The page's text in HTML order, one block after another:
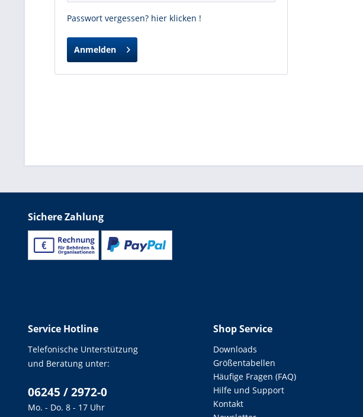
Passwort vergessen? hier klicken !
Anmelden
Sichere Zahlung
Service Hotline
Telefonische Unterstützung
und Beratung unter:
06245 / 2972-0
Mo. - Do. 8 - 17 Uhr
Shop Service
Downloads
Größentabellen
Häufige Fragen (FAQ)
Hilfe und Support
Kontakt